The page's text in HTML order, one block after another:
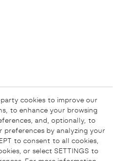
cookies to improve our
to enhance your browsing
and, optionally, to
preferences by analyzing your
to consent to all cookies,
or select SETTINGS to